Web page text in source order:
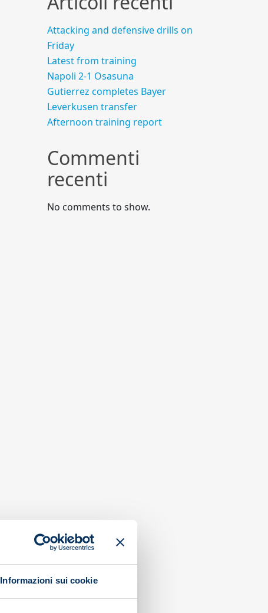
Informazioni sui cookie
Attacking and defensive drills on
Friday
Latest from training
Napoli 2-1 Osasuna
Gutierrez completes Bayer
Leverkusen transfer
Afternoon training report
Commenti
recenti
No comments to show.